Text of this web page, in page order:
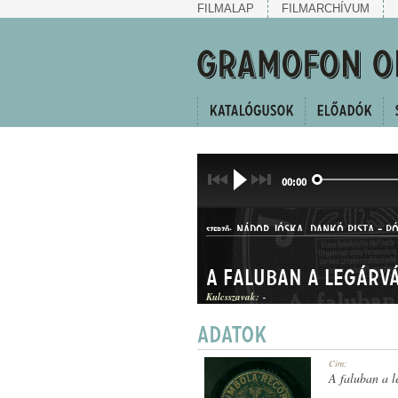
FILMALAP FILMARCHÍVUM
00:00
SZERZŐ: NÁDOR JÓSKA, DANKÓ PISTA-
HALLGATÓ
Kulcsszavak: -
Cím:
A faluban a